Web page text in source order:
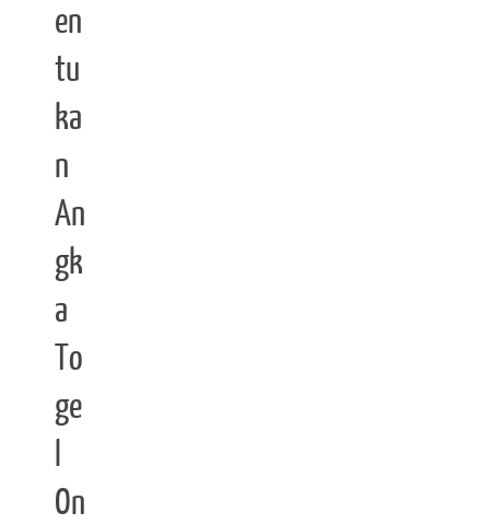
en
tu
ka
n
An
gk
a
To
ge
On